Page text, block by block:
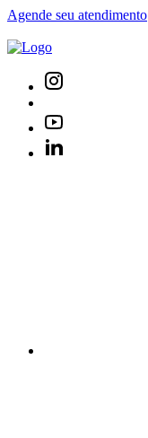
Agende seu atendimento